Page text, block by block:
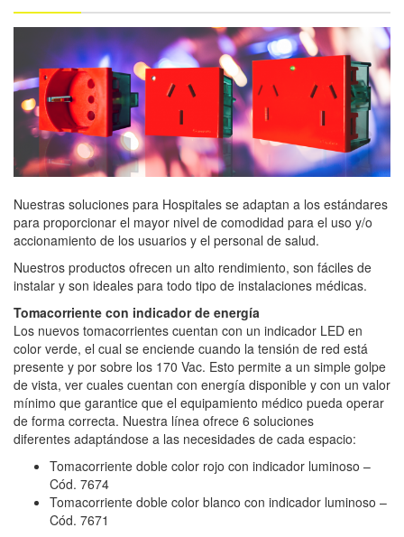
Nuestras soluciones para Hospitales se adaptan a los estándares
para proporcionar el mayor nivel de comodidad para el uso y/o
accionamiento de los usuarios y el personal de salud.
Nuestros productos ofrecen un alto rendimiento, son fáciles de
instalar y son ideales para todo tipo de instalaciones médicas.
Tomacorriente con indicador de energía
Los nuevos tomacorrientes cuentan con un indicador LED en
color verde, el cual se enciende cuando la tensión de red está
presente y por sobre los 170 Vac. Esto permite a un simple golpe
de vista, ver cuales cuentan con energía disponible y con un valor
mínimo que garantice que el equipamiento médico pueda operar
de forma correcta. Nuestra línea ofrece 6 soluciones
diferentes adaptándose a las necesidades de cada espacio:
Tomacorriente doble color rojo con indicador luminoso –
Cód. 7674
Tomacorriente doble color blanco con indicador luminoso –
Cód. 7671